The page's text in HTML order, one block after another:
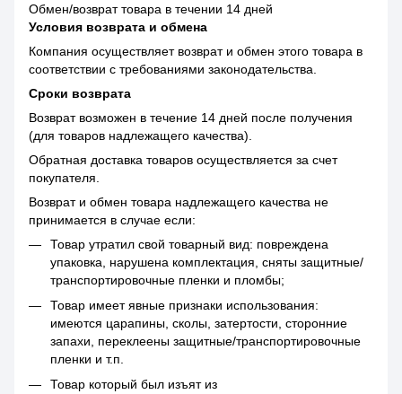
Обмен/возврат товара в течении 14 дней
Условия возврата и обмена
Компания осуществляет возврат и обмен этого товара в
соответствии с требованиями законодательства.
Сроки возврата
Возврат возможен в течение 14 дней после получения
(для товаров надлежащего качества).
Обратная доставка товаров осуществляется за счет
покупателя.
Возврат и обмен товара надлежащего качества не
принимается в случае если:
Товар утратил свой товарный вид: повреждена
упаковка, нарушена комплектация, сняты защитные/
транспортировочные пленки и пломбы;
Товар имеет явные признаки использования:
имеются царапины, сколы, затертости, сторонние
запахи, переклеены защитные/транспортировочные
пленки и т.п.
Товар который был изъят из